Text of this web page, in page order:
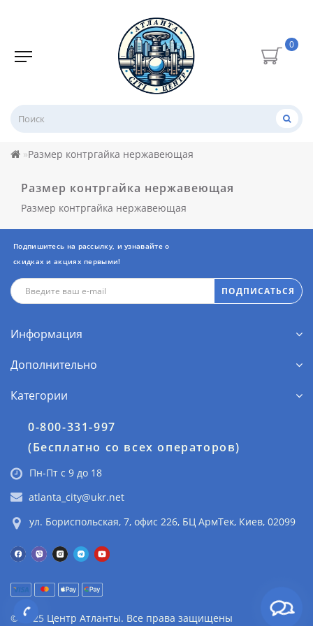
0
Размер контргайка нержавеющая
Размер контргайка нержавеющая
Размер контргайка нержавеющая
Подпишитесь на рассылку, и узнавайте о
скидках и акциях первыми!
ПОДПИСАТЬСЯ
Информация
Дополнительно
Категории
0-800-331-997
(Бесплатно со всех операторов)
Пн-Пт с 9 до 18
atlanta_city@ukr.net
ул. Бориспольская, 7, офис 226, БЦ АрмТек, Киев, 02099
© 2025 Центр Атланты. Все права защищены